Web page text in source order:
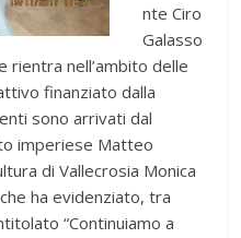
nte Ciro
Galasso
rientra nell’ambito delle
finanziato dalla
sono arrivati dal
imperiese Matteo
di Vallecrosia Monica
ha evidenziato, tra
“Continuiamo a